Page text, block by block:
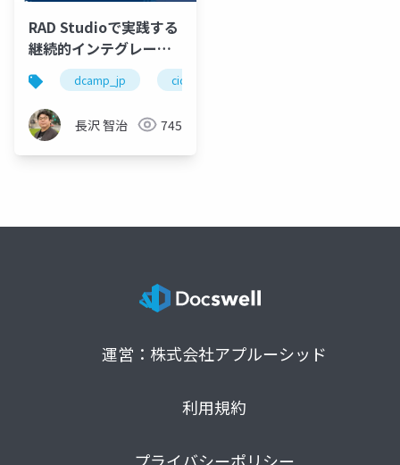
RAD Studioで実践する
継続的インテグレーシ
ョン アプリとデベロッ
パーの価値を拡張する
エッセンス
#dcamp_jp
dcamp_jp cicd
長沢 智治 745
運営：株式会社アプルーシッド
利用規約
プライバシーポリシー